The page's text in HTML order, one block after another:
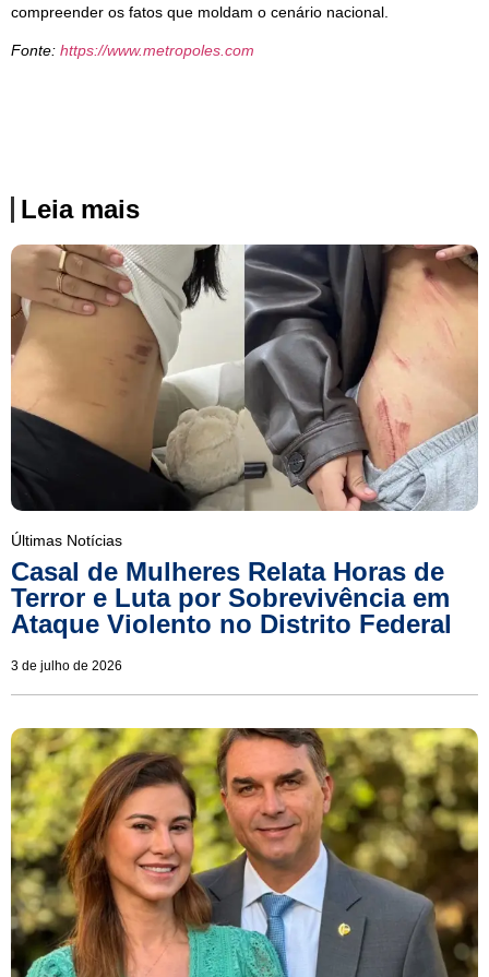
compreender os fatos que moldam o cenário nacional.
Fonte: https://www.metropoles.com
Leia mais
Últimas Notícias
Casal de Mulheres Relata Horas de
Terror e Luta por Sobrevivência em
Ataque Violento no Distrito Federal
3 de julho de 2026